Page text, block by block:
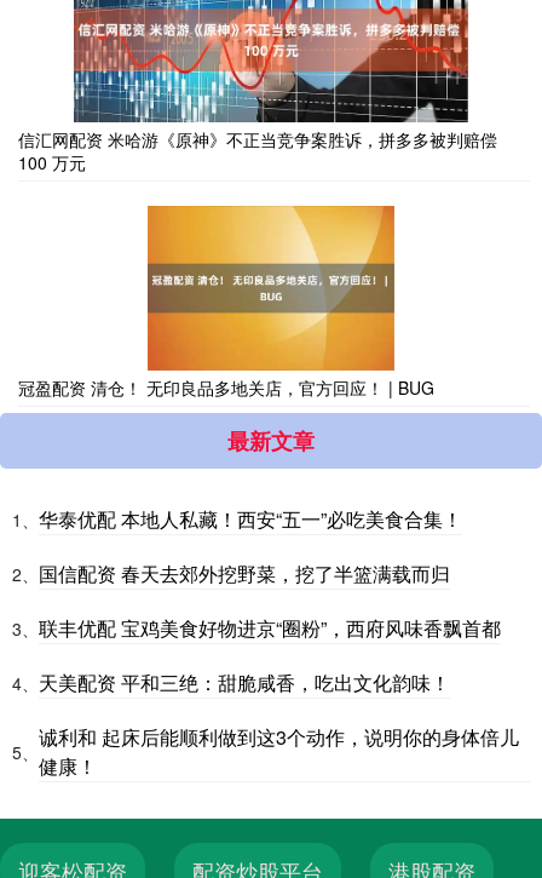
信汇网配资 米哈游《原神》不正当竞争案胜诉，拼多多被判赔偿
100 万元
冠盈配资 清仓！ 无印良品多地关店，官方回应！ | BUG
最新文章
1、 华泰优配 本地人私藏！西安“五一”必吃美食合集！
2、 国信配资 春天去郊外挖野菜，挖了半篮满载而归
3、 联丰优配 宝鸡美食好物进京“圈粉”，西府风味香飘首都
4、 天美配资 平和三绝：甜脆咸香，吃出文化韵味！
5、
诚利和 起床后能顺利做到这3个动作，说明你的身体倍儿
健康！
迎客松配资 配资炒股平台 港股配资